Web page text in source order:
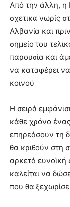
Από την άλλη, η
σχετικά νωρίς
Αλβανία και
σημείο του
παρουσία και
να καταφέρει
κοινού.
Η σειρά
κάθε χρόνο
επηρεάσουν τη
θα κριθούν στη
αρκετά ευνοϊκή
καλείται να
που θα